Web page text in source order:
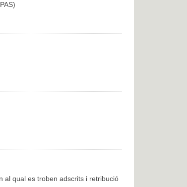
al qual es troben adscrits i retribució